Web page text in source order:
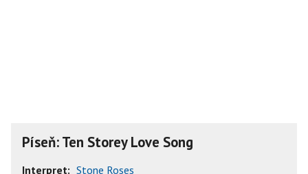
Píseň: Ten Storey Love Song
Interpret: Stone Roses